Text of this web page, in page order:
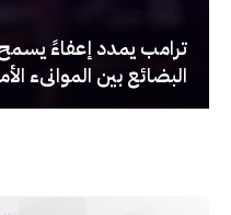
‏ترامب يمدد إعفاءً
البضائع بين الموانىء